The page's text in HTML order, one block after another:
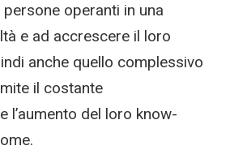
operanti in una
e ad accrescere il loro
anche quello complessivo
il costante
l’aumento del loro know-